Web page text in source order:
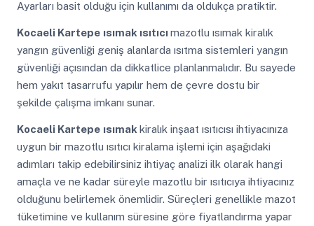
Ayarları basit olduğu için kullanımı da oldukça pratiktir.
Kocaeli Kartepe ısımak ısıtıcımazotlu ısımak kiralık
yangın güvenliği geniş alanlarda ısıtma sistemleri yangın
güvenliği açısından da dikkatlice planlanmalıdır. Bu sayede
hem yakıt tasarrufu yapılır hem de çevre dostu bir
şekilde çalışma imkanı sunar.
Kocaeli Kartepe ısımak kiralık inşaat ısıtıcısı ihtiyacınıza
uygun bir mazotlu ısıtıcı kiralama işlemi için aşağıdaki
adımları takip edebilirsiniz ihtiyaç analizi ilk olarak hangi
amaçla ve ne kadar süreyle mazotlu bir ısıtıcıya ihtiyacınız
olduğunu belirlemek önemlidir. Süreçleri genellikle mazot
tüketimine ve kullanım süresine göre fiyatlandırma yapar